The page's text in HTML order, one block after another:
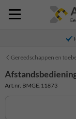
Gereedschappen en
Art.nr. BMGE.11873